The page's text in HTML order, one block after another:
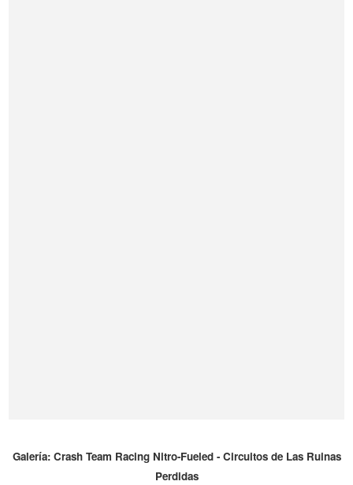
Galería: Crash Team Racing Nitro-Fueled - Circuitos de Las Ruinas
Perdidas